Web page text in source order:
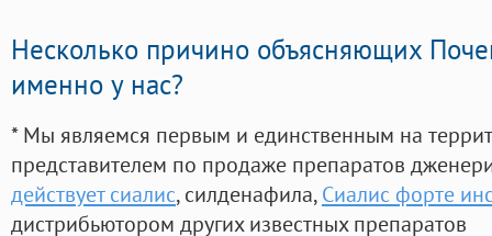
Несколько причино объясняющих
именно у нас?
* Мы являемся первым и единственным на
представителем по продаже препаратов
действует сиалис, силденафила, Сиалис форте
дистрибьютором других известных препаратов